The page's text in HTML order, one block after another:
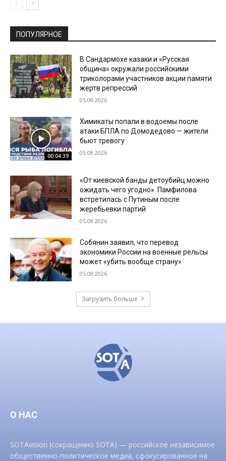
ПОПУЛЯРНОЕ
В Сандармохе казаки и «Русская
община» окружали российскими
триколорами участников акции памяти
жертв репрессий
05.08.2026
00:04:39
Химикаты попали в водоемы после
атаки БПЛА по Домодедово — жители
бьют тревогу
05.08.2026
«От киевской банды детоубийц можно
ожидать чего угодно». Памфилова
встретилась с Путиным после
жеребьевки партий
05.08.2026
Собянин заявил, что перевод
экономики России на военные рельсы
может «убить вообще страну»
05.08.2026
Загрузить больше
О НАС
SOTAvision (сокращенно SOTA) — российское независимое
общественно-политическое медиа, сфокусированное на